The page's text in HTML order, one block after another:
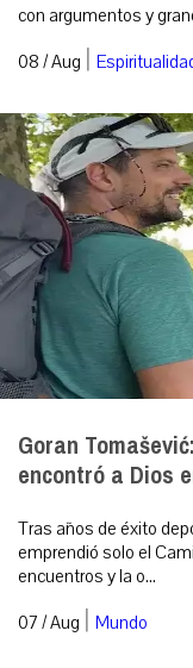
con argumentos y
08 / Aug |
Goran
encontró a Dios
Tras años de éxito
emprendió solo el
encuentros y la o...
07 / Aug | Mundo